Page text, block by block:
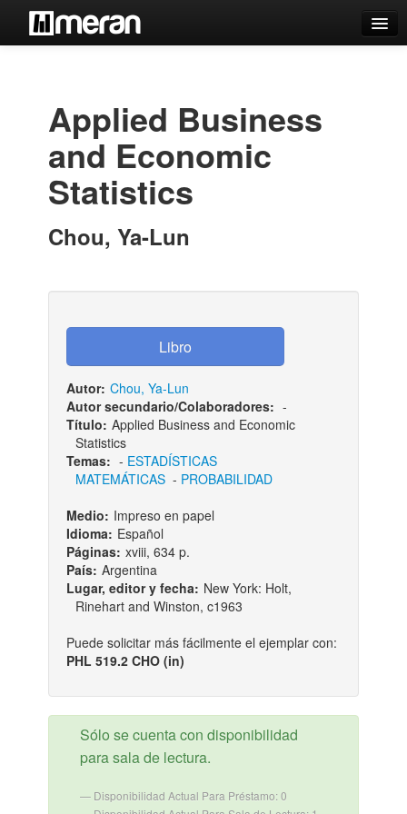
Estantes Virtuales
Contacto
Applied Business
and Economic
Statistics
Chou, Ya-Lun
Autor: Chou, Ya-Lun
Autor secundario/Colaboradores: -
Título: Applied Business and Economic
Statistics
Temas: - ESTADÍSTICAS
MATEMÁTICAS- PROBABILIDAD
Medio: Impreso en papel
Idioma: Español
Páginas: xviii, 634 p.
País: Argentina
Lugar, editor y fecha: New York: Holt,
Rinehart and Winston, c1963
Puede solicitar más fácilmente el ejemplar con:
PHL 519.2 CHO (in)
Sólo se cuenta con disponibilidad
para sala de lectura.
Disponibilidad Actual Para Préstamo: 0